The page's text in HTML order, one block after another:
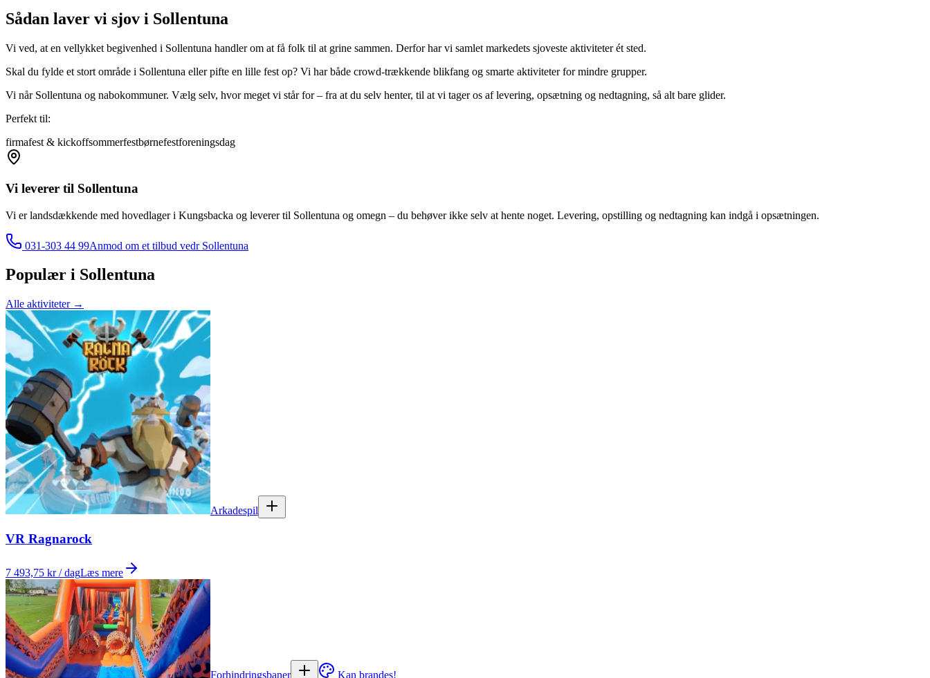
Sådan laver vi sjov i Sollentuna
Vi ved, at en vellykket begivenhed i Sollentuna handler om at få folk til at grine sammen. Derfor har vi samlet markedets sjoveste aktiviteter ét sted.
Skal du fylde et stort område i Sollentuna eller pifte en lille fest op? Vi har både crowd-trækkende blikfang og smarte aktiviteter for mindre grupper.
Vi når Sollentuna og nabokommuner. Vælg selv, hvor meget vi står for – fra at du selv henter, til at vi tager os af levering, opsætning og nedtagning, så alt bare glider.
Perfekt til:
firmafest & kickoffsommerfestbørnefestforeningsdag
Vi leverer til Sollentuna
Vi er landsdækkende med hovedlager i Kungsbacka og leverer til Sollentuna og omegn – du behøver ikke selv at hente noget. Levering, opstilling og nedtagning kan indgå i opsætningen.
031-303 44 99Anmod om et tilbud vedr Sollentuna
Populær i Sollentuna
Alle aktiviteter→
Arkadespil
VR Ragnarock
7 493,75 kr / dagLæs mere
Forhindringsbaner Kan brandes!